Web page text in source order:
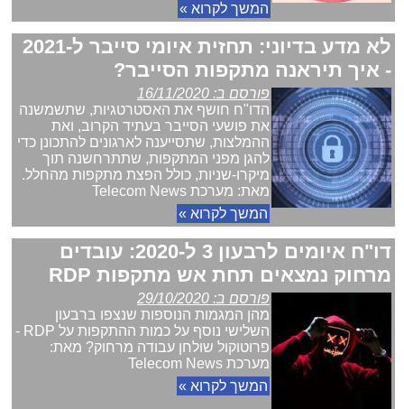
המשך לקרוא »
לא מדע בדיוני: תחזית איומי סייבר ל-2021
- איך תיראנה מתקפות הסייבר?
פורסם ב: 16/11/2020
הדו"ח חושף את האסטרטגיות, שתשמשנה
את פושעי הסייבר בעתיד הקרוב, ואת
ההמלצות, שתסייענה לארגונים להתכונן כדי
להגן מפני המתקפות, שתתרחשנה תוך
מיקרו-שניות, כולל הפצת מתקפות מהחלל.
מאת: מערכת Telecom News
המשך לקרוא »
דו"ח איומים לרבעון 3 ל-2020: עובדים
מרחוק נמצאים תחת אש מתקפות RDP
פורסם ב: 29/10/2020
מהן המגמות הנוספות שנצפו ברבעון
השלישי נוסף על כמות ההתקפות על RDP -
פרוטוקול שולחן עבודה מרחוק? מאת:
מערכת Telecom News
המשך לקרוא »